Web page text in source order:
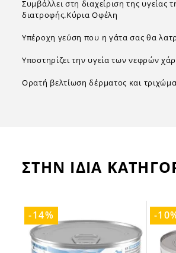
Συμβάλλει στη διαχείριση της
διατροφής.Κύρια Οφέλη
Υπέροχη γεύση που η γάτα σας θα
Υποστηρίζει την υγεία των νεφρών
Ορατή βελτίωση δέρματος και
ΣΤΗΝ ΙΔΙΑ
-14% -